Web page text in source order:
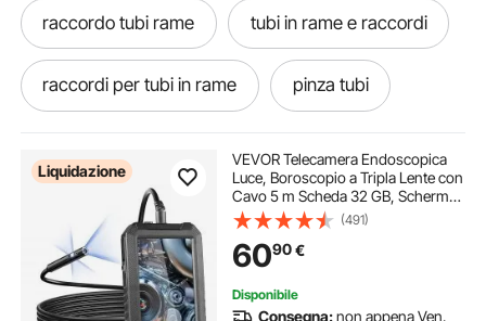
raccordo tubi rame tubi in rame e raccordi
raccordi per tubi in rame pinza tubi
pinza crimpatrice x tubi
pinza crimpatrice tubi calibro tubi
Liquidazione
VEVOR Telecamera Endoscopica
Luce, Boroscopio a Tripla Lente con
Cavo 5 m Scheda 32 GB, Schermo
127 mm 1080P Luci LED,
Telecamera a Serpente
Impermeabile IP67, Idraulica
Telecamera per Ispezione
(491)
6090€
Disponibile
Consegna:non appena Ven.